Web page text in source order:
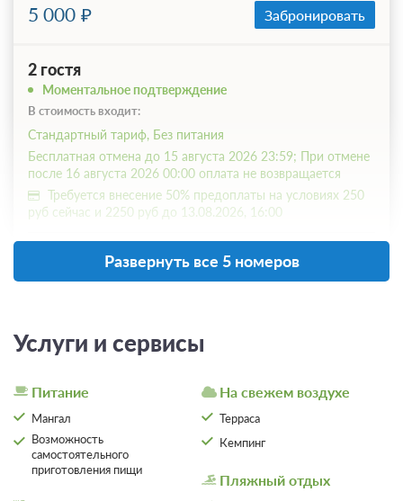
5 000 Забронировать
2 гостя
Моментальное подтверждение
В стоимость входит:
Стандартный тариф, Без питания
Бесплатная отмена до 15 августа 2026 23:59; При отмене
после 16 августа 2026 00:00 оплата не возвращается
Требуется внесение 50% предоплаты на условиях 250
руб сейчас и 2250 руб до 13.08.2026, 16:00
В стоимость входит:
Бесплатная отмена до 15 августа 2026 23:59; При отмене
после 16 августа 2026 00:00 оплата не возвращается
Требуется внесение 50% предоплаты на условиях 250
руб сейчас и 2250 руб до 13.08.2026, 16:00
Забронировать
Развернуть все 5 номеров
Услуги и сервисы
Питание
Мангал
Возможность
самостоятельного
приготовления пищи
На свежем воздухе
Терраса
Кемпинг
Пляжный отдых